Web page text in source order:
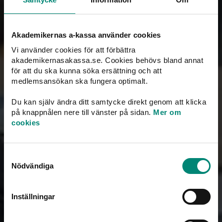
Akademikernas a-kassa använder cookies
Vi använder cookies för att förbättra
akademikernasakassa.se. Cookies behövs bland annat
för att du ska kunna söka ersättning och att
medlemsansökan ska fungera optimalt.
Du kan själv ändra ditt samtycke direkt genom att klicka
på knappnålen nere till vänster på sidan. Mer om
cookies
Nödvändiga
Inställningar
Sverige
Inkomstvillkoret– Inkomstvillkoret är uppfyllt om
man har haft vissa bruttoinkomster under ramtiden.
Man ska ha tjänat minst 11 000 kronor i 4 av
månaderna och haft en total inkomst på minst 120
000 kronor. Tiden vi räknar på kan förlängas om man
heltidsstudier eller varit sjuk.
Medlemskap
– Man ska vara medlem i en a-kassa.